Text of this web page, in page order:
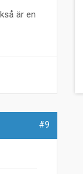
är en
#9